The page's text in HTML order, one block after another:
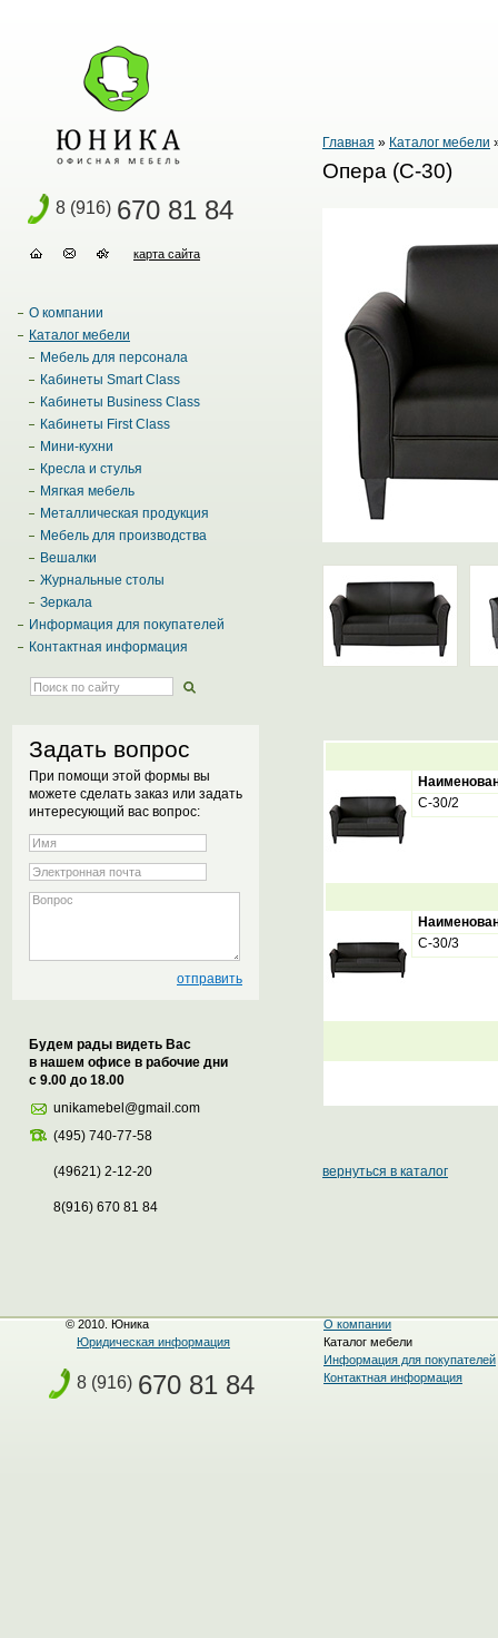
8 (916) 670 81 84
карта сайта
О компании
Каталог мебели
Мебель для персонала
Кабинеты Smart Class
Кабинеты Business Class
Кабинеты First Class
Мини-кухни
Кресла и стулья
Мягкая мебель
Металлическая продукция
Мебель для производства
Вешалки
Журнальные столы
Зеркала
Информация для покупателей
Контактная информация
Задать вопрос
При помощи этой формы вы
можете сделать заказ или задать
интересующий вас вопрос:
Будем рады видеть Вас
в нашем офисе в рабочие дни
с 9.00 до 18.00
unikamebel@gmail.com
(495) 740-77-58
(49621) 2-12-20
8(916) 670 81 84
Главная » Каталог мебели
Опера (С-30)
С-30/2
С-30/3
вернуться в каталог
© 2010. Юника
Юридическая информация
8 (916) 670 81 84
О компании
Каталог мебели
Информация для покупателей
Контактная информация